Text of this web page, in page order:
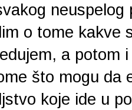
o tome kakve
a potom
što mogu da
koje ide u